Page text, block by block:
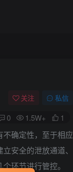
关注 私信
0 1.5W+ 1
确定性，至于相应
安全的泄放通道、
环节进行管控。